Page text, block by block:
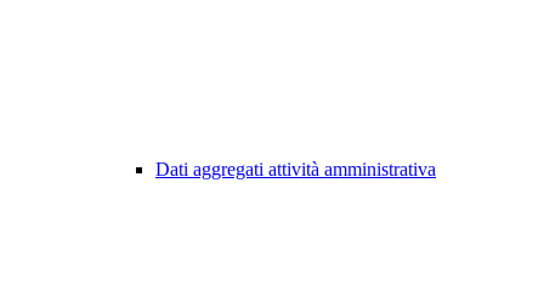
Dati aggregati attività amministrativa